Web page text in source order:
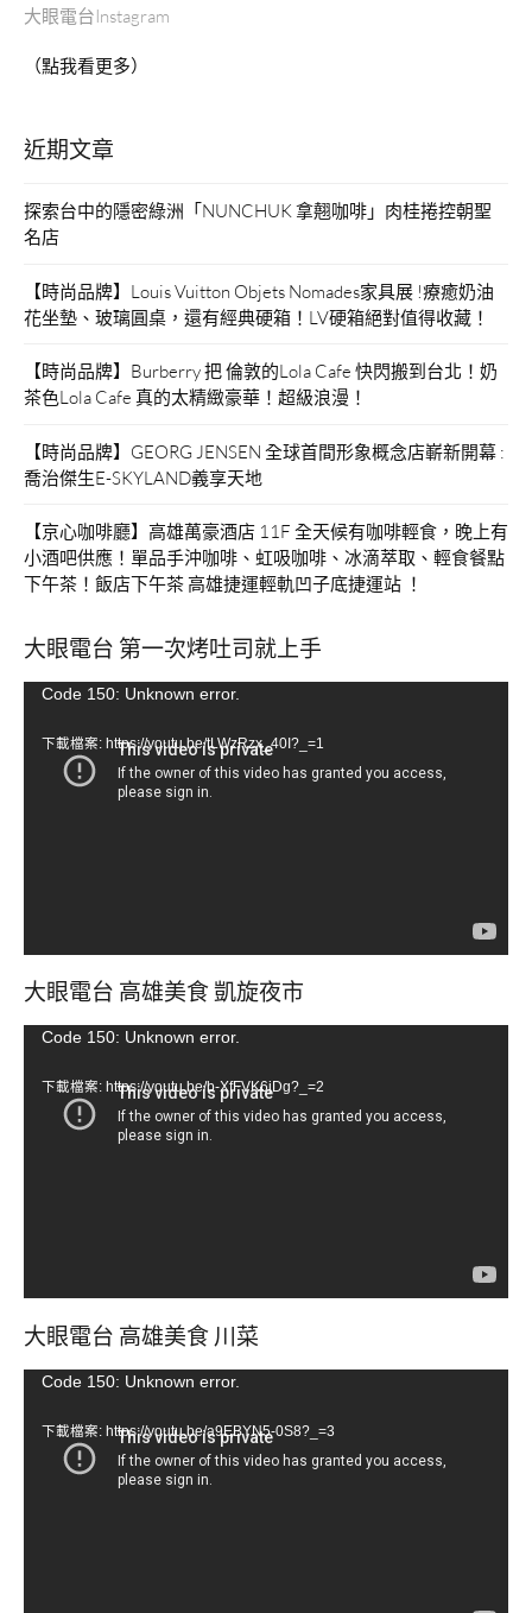
大眼電台Instagram
（點我看更多）
近期文章
探索台中的隱密綠洲「NUNCHUK 拿翹咖啡」肉桂捲控朝聖
名店
【時尚品牌】Louis Vuitton Objets Nomades家具展 !療癒奶油
花坐墊、玻璃圓桌，還有經典硬箱！LV硬箱絕對值得收藏！
【時尚品牌】Burberry 把 倫敦的Lola Cafe 快閃搬到台北！奶
茶色Lola Cafe 真的太精緻豪華！超級浪漫！
【時尚品牌】GEORG JENSEN 全球首間形象概念店嶄新開幕 :
喬治傑生E-SKYLAND義享天地
【京心咖啡廳】高雄萬豪酒店 11F 全天候有咖啡輕食，晚上有
小酒吧供應！單品手沖咖啡、虹吸咖啡、冰滴萃取、輕食餐點
下午茶！飯店下午茶 高雄捷運輕軌凹子底捷運站 ！
大眼電台 第一次烤吐司就上手
視Code 150: Unknown error.
下載檔案: https://youtu.be/tLWzRzx_40I?_=1
大眼電台 高雄美食 凱旋夜市
視Code 150: Unknown error.
下載檔案: https://youtu.be/b-XfFVK6jDg?_=2
大眼電台 高雄美食 川菜
視Code 150: Unknown error.
下載檔案: https://youtu.be/a9EBYN5-0S8?_=3